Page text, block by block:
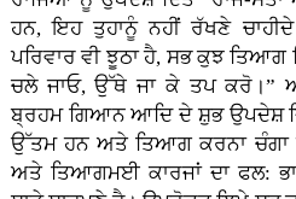
ਹਨ, ਇਹ ਤੁਹਾਨੂੰ ਨਹੀਂ ਰੱਖਣੇ
ਪਰਿਵਾਰ ਵੀ ਝੂਠਾ ਹੈ, ਸਭ ਕੁਝ
ਚਲੇ ਜਾਓ, ਉੱਥੇ ਜਾ ਕੇ ਤਪ ਕਰੋ।”
ਬ੍ਰਹਮ ਗਿਆਨ ਆਦਿ ਦੇ ਸ਼ੁਭ ਉਪਦੇਸ਼
ਉੱਤਮ ਹਨ ਅਤੇ ਤਿਆਗ ਕਰਨਾ ਚੰਗਾ
ਅਤੇ ਤਿਆਗਮਈ ਕਾਰਜਾਂ ਦਾ ਫਲ: